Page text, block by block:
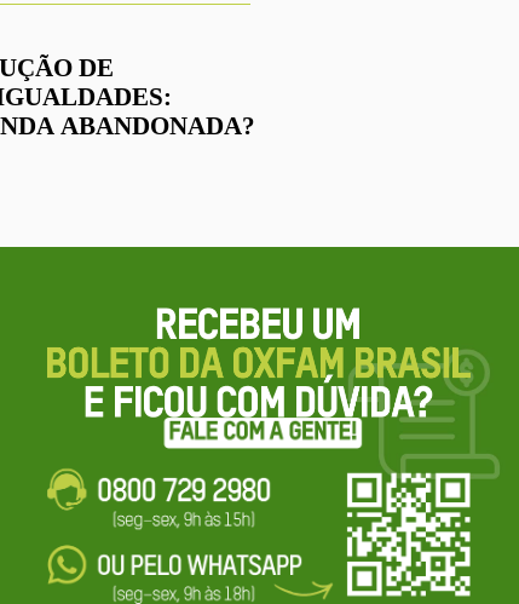
DE
ABANDONADA?